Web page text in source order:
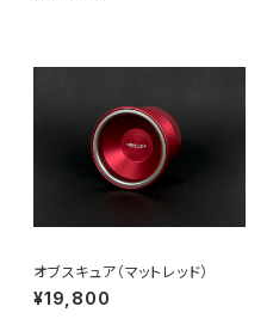
オブスキュア（マットレッド）
¥19,800